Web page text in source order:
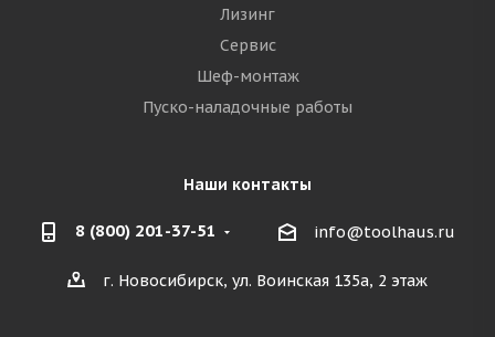
Лизинг
Сервис
Шеф-монтаж
Пуско-наладочные работы
Наши контакты
8 (800) 201-37-51 info@toolhaus.ru
г. Новосибирск, ул. Воинская 135а, 2 этаж